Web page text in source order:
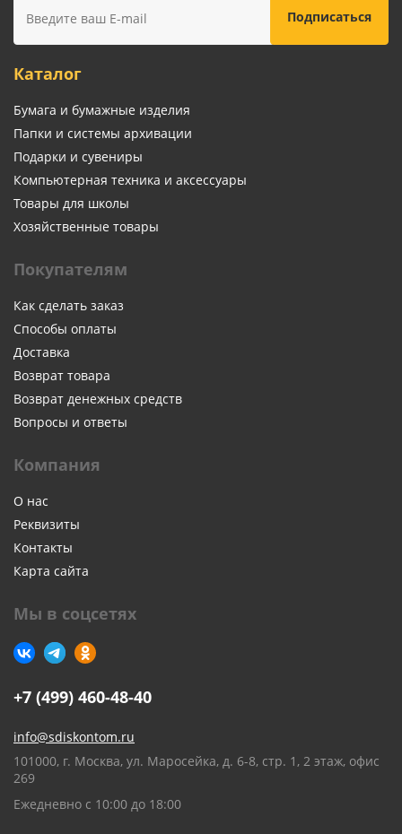
Каталог
Бумага и бумажные изделия
Папки и системы архивации
Подарки и сувениры
Компьютерная техника и аксессуары
Товары для школы
Хозяйственные товары
Покупателям
Как сделать заказ
Способы оплаты
Доставка
Возврат товара
Возврат денежных средств
Вопросы и ответы
Компания
О нас
Реквизиты
Контакты
Карта сайта
Мы в соцсетях
+7 (499) 460-48-40
info@sdiskontom.ru
101000, г. Москва, ул. Маросейка, д. 6-8, стр. 1, 2 этаж, офис
269
Ежедневно с 10:00 до 18:00